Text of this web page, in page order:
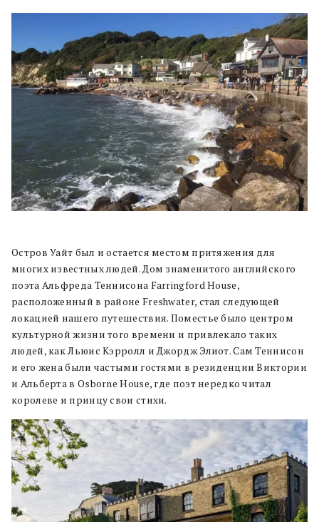
Остров Уайт был и остается местом притяжения для
многих известных людей. Дом знаменитого английского
поэта Альфреда Теннисона Farringford House,
расположенный в районе Freshwater, стал следующей
локацией нашего путешествия. Поместье было центром
культурной жизни того времени и привлекало таких
людей, как Льюис Кэрролл и Джордж Элиот. Сам Теннисон
и его жена были частыми гостями в резиденции Виктории
и Альберта в Osborne House, где поэт нередко читал
королеве и принцу свои стихи.